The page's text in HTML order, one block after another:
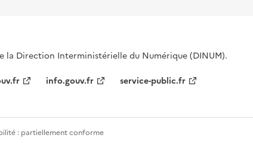
la Direction Interministérielle du Numérique (DINUM).
info.gouv.fr service-public.fr
: partiellement conforme